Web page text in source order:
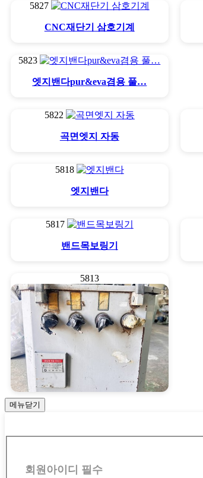
5827
CNC재단기 삼호기계
5823
엣지밴다pur&eva겸용 풀…
5822
곡면엣지 자동
5818
엣지밴다
5817
밴드목보링기
5813
메뉴닫기
회
회원아이디 필수